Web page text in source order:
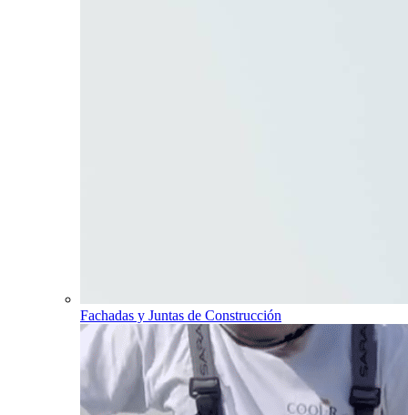
Fachadas y Juntas de Construcción